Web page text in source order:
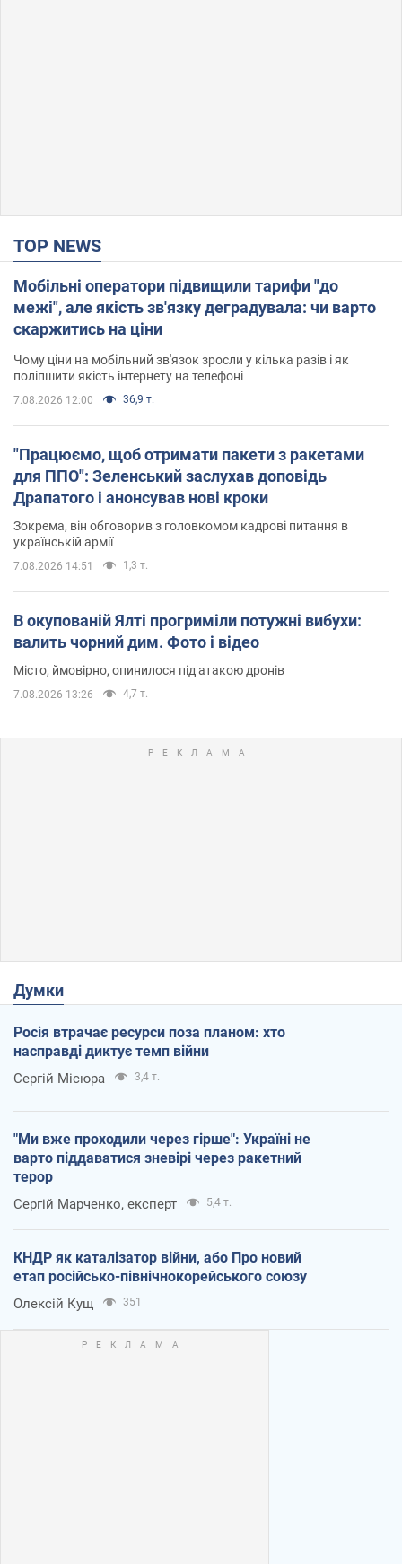
TOP NEWS
Мобільні оператори підвищили тарифи "до
межі", але якість зв'язку деградувала: чи варто
скаржитись на ціни
Чому ціни на мобільний зв'язок зросли у кілька разів і як
поліпшити якість інтернету на телефоні
7.08.2026 12:00 36,9 т.
"Працюємо, щоб отримати пакети з ракетами
для ППО": Зеленський заслухав доповідь
Драпатого і анонсував нові кроки
Зокрема, він обговорив з головкомом кадрові питання в
українській армії
7.08.2026 14:51 1,3 т.
В окупованій Ялті прогриміли потужні вибухи:
валить чорний дим. Фото і відео
Місто, ймовірно, опинилося під атакою дронів
7.08.2026 13:26 4,7 т.
Думки
Росія втрачає ресурси поза планом: хто
насправді диктує темп війни
Сергій Місюра 3,4 т.
"Ми вже проходили через гірше": Україні не
варто піддаватися зневірі через ракетний
терор
Сергій Марченко, експерт 5,4 т.
КНДР як каталізатор війни, або Про новий
етап російсько-північнокорейського союзу
Олексій Кущ 351